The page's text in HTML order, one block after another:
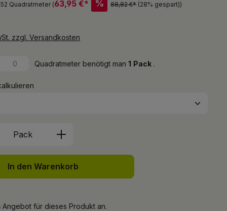
Quadratmeter (63,95 €* % 88,82 €* (28% gespart))
zzgl. Versandkosten
Quadratmeter benötigt man1 Pack .
Anzahl: Gib den gewünschten Wert
Pack
In den Warenkorb
Angebot für dieses Produkt an.